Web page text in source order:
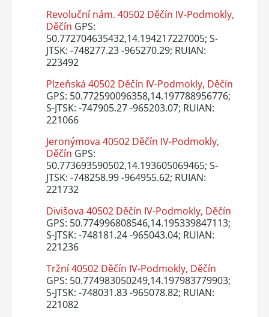
Revoluční nám. 40502 Děčín IV-Podmokly,
Děčín GPS:
50.772704635432,14.194217227005; S-
JTSK: -748277.23 -965270.29; RUIAN:
223492
Plzeňská 40502 Děčín IV-Podmokly, Děčín
GPS: 50.772590096358,14.197788956776;
S-JTSK: -747905.27 -965203.07; RUIAN:
221066
Jeronýmova 40502 Děčín IV-Podmokly,
Děčín GPS:
50.773693590502,14.193605069465; S-
JTSK: -748258.99 -964955.62; RUIAN:
221732
Divišova 40502 Děčín IV-Podmokly, Děčín
GPS: 50.774996808546,14.195339847113;
S-JTSK: -748181.24 -965043.04; RUIAN:
221236
Tržní 40502 Děčín IV-Podmokly, Děčín
GPS: 50.774983050249,14.197983779903;
S-JTSK: -748031.83 -965078.82; RUIAN:
221082